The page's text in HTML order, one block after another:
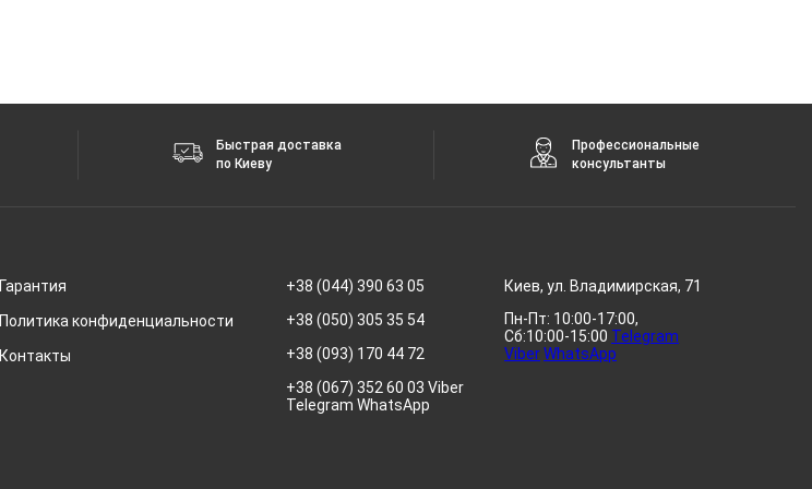
Быстрая доставка
по Киеву
Профессиональные
консультанты
Гарантия
Политика конфиденциальности
Контакты
+38 (044) 390 63 05
+38 (050) 305 35 54
+38 (093) 170 44 72
+38 (067) 352 60 03 Viber
Telegram WhatsApp
Киев, ул. Владимирская, 71
Пн-Пт: 10:00-17:00,
Сб:10:00-15:00 Telegram
ViberWhatsApp